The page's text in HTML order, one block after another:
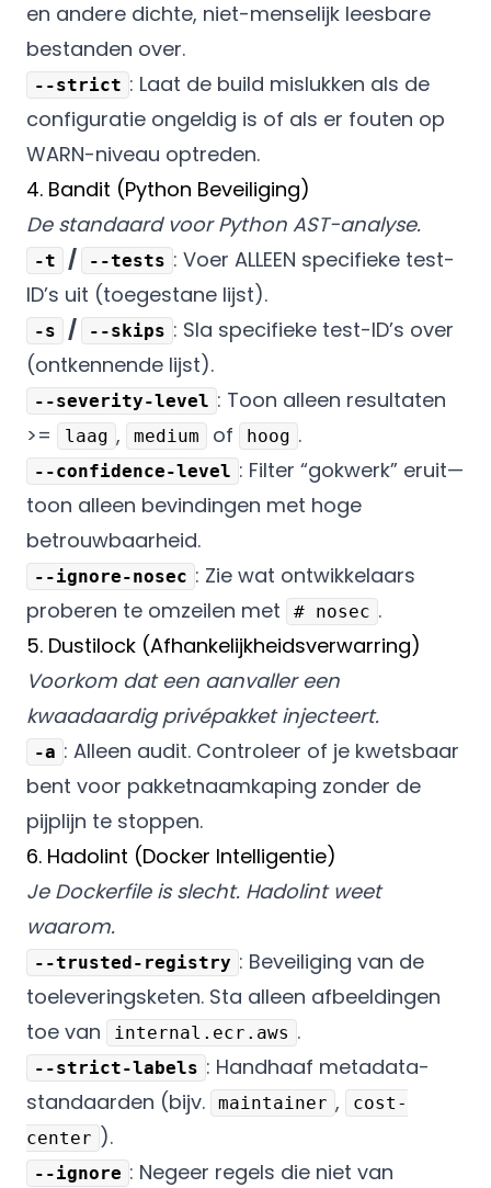
en andere dichte, niet-menselijk leesbare
bestanden over.
--strict : Laat de build mislukken als de
configuratie ongeldig is of als er fouten op
WARN-niveau optreden.
4. Bandit (Python Beveiliging)
De standaard voor Python AST-analyse.
-t / --tests : Voer ALLEEN specifieke test-
ID’s uit (toegestane lijst).
-s / --skips : Sla specifieke test-ID’s over
(ontkennende lijst).
--severity-level : Toon alleen resultaten
>=
laag , medium of hoog .
--confidence-level : Filter “gokwerk” eruit—
toon alleen bevindingen met hoge
betrouwbaarheid.
--ignore-nosec : Zie wat ontwikkelaars
proberen te omzeilen met
# nosec .
5. Dustilock (Afhankelijkheidsverwarring)
Voorkom dat een aanvaller een
kwaadaardig privépakket injecteert.
-a : Alleen audit. Controleer of je kwetsbaar
bent voor pakketnaamkaping zonder de
pijplijn te stoppen.
6. Hadolint (Docker Intelligentie)
Je Dockerfile is slecht. Hadolint weet
waarom.
--trusted-registry : Beveiliging van de
toeleveringsketen. Sta alleen afbeeldingen
toe van
internal.ecr.aws .
--strict-labels : Handhaaf metadata-
standaarden (bijv.
maintainer ,
cost-
center ).
--ignore : Negeer regels die niet van